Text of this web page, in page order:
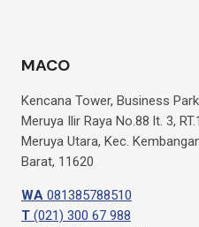
MACO
Kencana Tower, Business
Meruya Ilir Raya No.88 lt. 3,
Meruya Utara, Kec.
Barat, 11620
WA 081385788510
T (021) 300 67 988